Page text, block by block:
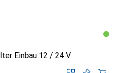
Einbau 12 / 24 V